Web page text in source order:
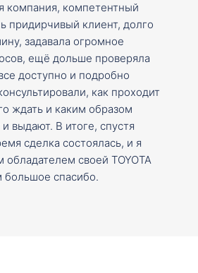
компания, компетентный
придирчивый клиент, долго
задавала огромное
ещё дольше проверяла
доступно и подробно
как проходит
ждать и каким образом
выдают. В итоге, спустя
сделка состоялась, и я
обладателем своей TOYOTA
большое спасибо.